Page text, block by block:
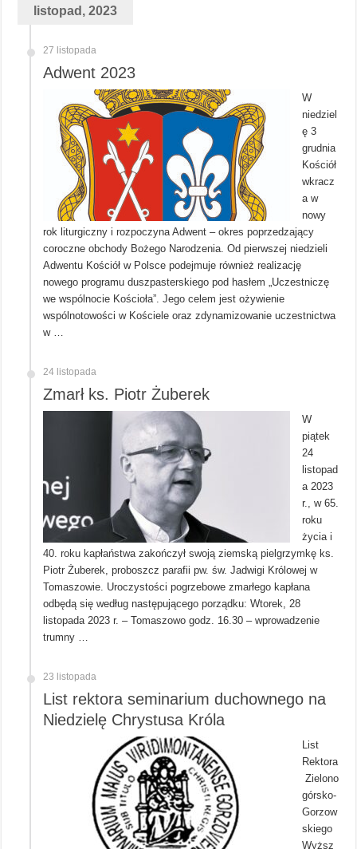
listopad, 2023
27 listopada
Adwent 2023
W
niedziel
ę 3
grudnia
Kościół
wkracz
a w
nowy
rok liturgiczny i rozpoczyna Adwent – okres poprzedzający
coroczne obchody Bożego Narodzenia. Od pierwszej niedzieli
Adwentu Kościół w Polsce podejmuje również realizację
nowego programu duszpasterskiego pod hasłem „Uczestniczę
we wspólnocie Kościoła”. Jego celem jest ożywienie
wspólnotowości w Kościele oraz zdynamizowanie uczestnictwa
w …
24 listopada
Zmarł ks. Piotr Żuberek
W
piątek
24
listopad
a 2023
r., w 65.
roku
życia i
40. roku kapłaństwa zakończył swoją ziemską pielgrzymkę ks.
Piotr Żuberek, proboszcz parafii pw. św. Jadwigi Królowej w
Tomaszowie. Uroczystości pogrzebowe zmarłego kapłana
odbędą się według następującego porządku: Wtorek, 28
listopada 2023 r. – Tomaszowo godz. 16.30 – wprowadzenie
trumny …
23 listopada
List rektora seminarium duchownego na
Niedzielę Chrystusa Króla
List
Rektora
Zielono
górsko-
Gorzow
skiego
Wyższ